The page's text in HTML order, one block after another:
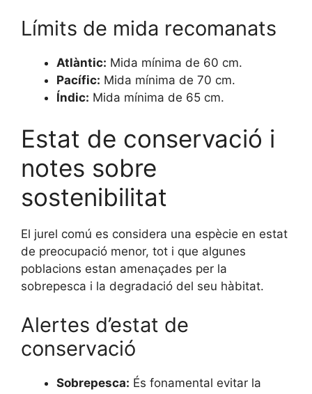
Límits de mida recomanats
Atlàntic: Mida mínima de 60 cm.
Pacífic: Mida mínima de 70 cm.
Índic: Mida mínima de 65 cm.
Estat de conservació i
notes sobre
sostenibilitat
El jurel comú es considera una espècie en estat
de preocupació menor, tot i que algunes
poblacions estan amenaçades per la
sobrepesca i la degradació del seu hàbitat.
Alertes d’estat de
conservació
Sobrepesca: És fonamental evitar la